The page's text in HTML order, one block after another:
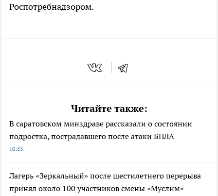
Роспотребнадзором.
Читайте также:
В саратовском минздраве рассказали о состоянии
подростка, пострадавшего после атаки БПЛА
10:53
Лагерь «Зеркальный» после шестилетнего перерыва
принял около 100 участников смены «Муслим»